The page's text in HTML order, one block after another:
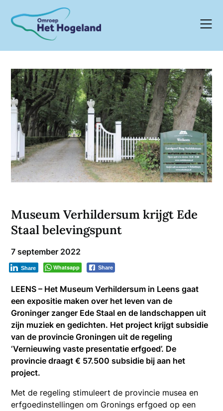
content
Museum Verhildersum krijgt Ede
Staal belevingspunt
7 september 2022
Whatsapp Share
Share
LEENS – Het Museum Verhildersum in Leens gaat
een expositie maken over het leven van de
Groninger zanger Ede Staal en de landschappen uit
zijn muziek en gedichten. Het project krijgt subsidie
van de provincie Groningen uit de regeling
‘Vernieuwing vaste presentatie erfgoed’. De
provincie draagt € 57.500 subsidie bij aan het
project.
Met de regeling stimuleert de provincie musea en
erfgoedinstellingen om Gronings erfgoed op een